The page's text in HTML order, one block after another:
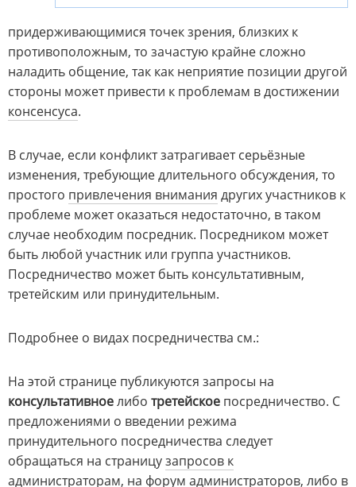
придерживающимися точек зрения, близких к
противоположным, то зачастую крайне сложно
наладить общение, так как неприятие позиции другой
стороны может привести к проблемам в достижении
консенсуса.
В случае, если конфликт затрагивает серьёзные
изменения, требующие длительного обсуждения, то
простого привлечения внимания других участников к
проблеме может оказаться недостаточно, в таком
случае необходим посредник. Посредником может
быть любой участник или группа участников.
Посредничество может быть консультативным,
третейским или принудительным.
Подробнее о видах посредничества см.:
На этой странице публикуются запросы на
консультативноелибо третейское посредничество. С
предложениями о введении режима
принудительного посредничества следует
обращаться на страницузапросов к
администраторам, на форум администраторов, либо в